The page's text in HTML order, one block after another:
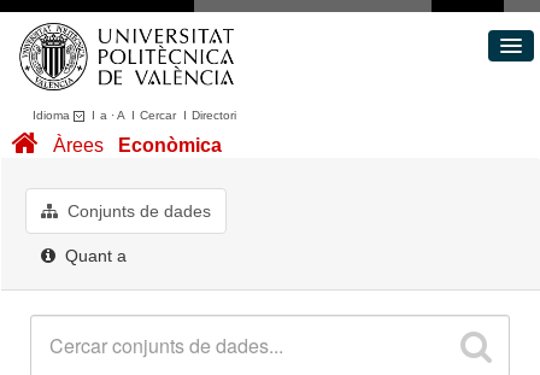
Idioma I a ·A I CercarI Directori
Conjunts de dades
Quant a
Àrees Econòmica
Conjunts de dades
Quant a